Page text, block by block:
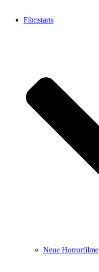
Filmstarts
Neue Horrorfilme